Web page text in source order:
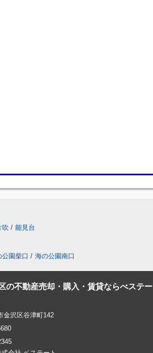
吹 / 能見台
公園柴口 / 海の公園南口
の不動産売却・購入・賃貸ならべステー
金沢区谷津町142